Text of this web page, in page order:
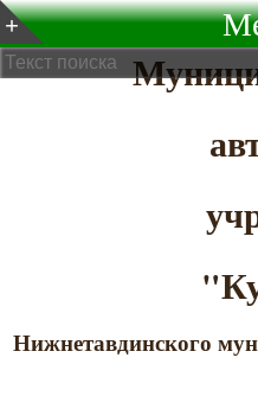
Нижнетавдинского